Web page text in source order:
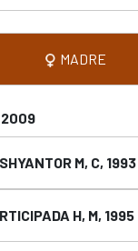
MADRE
2009
M, C, 1993
H, M, 1995